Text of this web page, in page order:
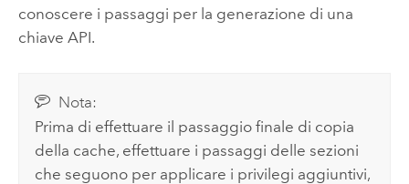
conoscere i passaggi per la generazione di una
chiave API.
Nota:
Prima di effettuare il passaggio finale di copia
della cache, effettuare i passaggi delle sezioni
che seguono per applicare i privilegi aggiuntivi,